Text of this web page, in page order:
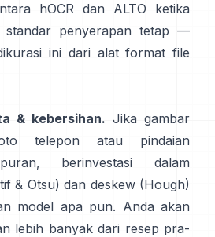
hOCR dan ALTO ketika
standar penyerapan tetap —
ini dari alat format file
& kebersihan. Jika gambar
telepon atau pindaian
berinvestasi dalam
& Otsu) dan deskew (Hough)
model apa pun. Anda akan
lebih banyak dari resep pra-